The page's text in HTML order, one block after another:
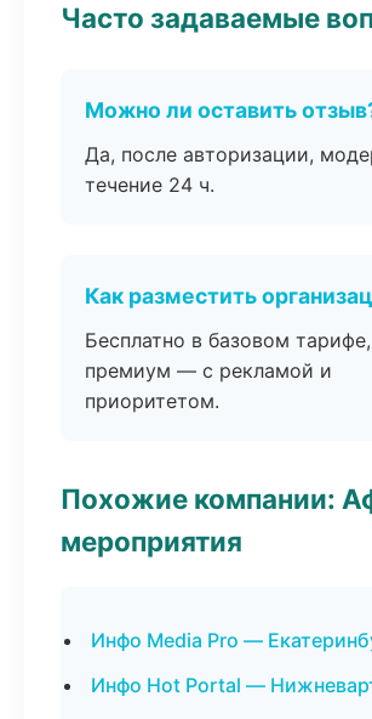
Часто задаваемые
Можно ли оставить
Да, после авторизации,
течение 24 ч.
Как разместить
Бесплатно в базовом тарифе,
премиум — с рекламой и
приоритетом.
Похожие компании:
мероприятия
Инфо Media Pro —
Инфо Hot Portal —